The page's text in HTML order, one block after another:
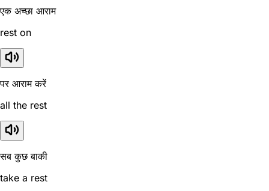
एक अच्छा आराम
rest on
पर आराम करें
all the rest
सब कुछ बाकी
take a rest